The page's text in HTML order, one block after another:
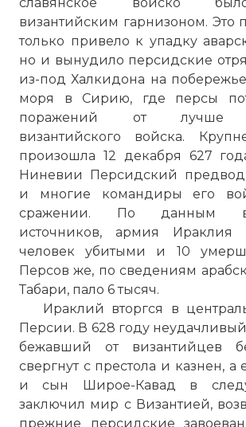
византийским гарнизоном. Это
только привело к упадку
но и вынудило персидские
из-под Халкидона на
моря в Сирию, где персы
поражений от лучше
византийского войска.
произошла 12 декабря 627
Ниневии Персидский
и многие командиры его
сражении. По данным
источников, армия Ираклия
человек убитыми и 10
Персов же, по сведениям
Табари, пало 6 тысяч.
Ираклий вторгся в
Персии. В 628 году
бежавший от византийцев
свергнут с престола и казнен,
и сын Широе-Кавад в
заключил мир с Византией,
прежние персидские
☓